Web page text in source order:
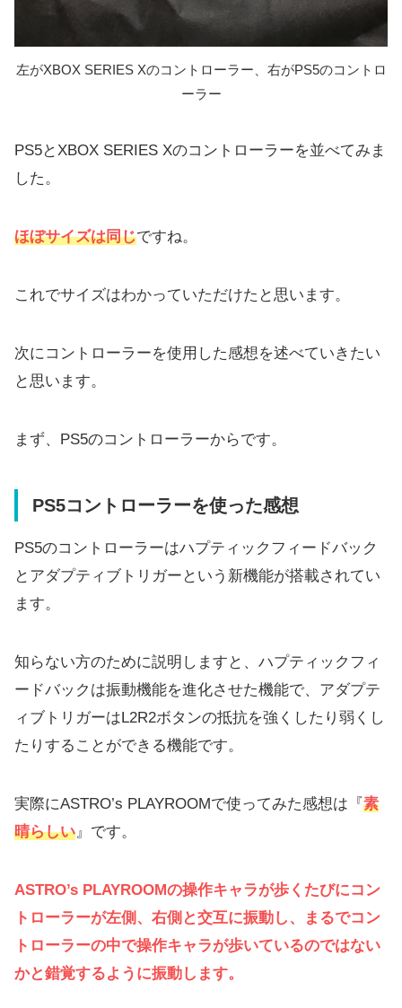
左がXBOX SERIES Xのコントローラー、右がPS5のコントロ
ーラー
PS5とXBOX SERIES Xのコントローラーを並べてみま
した。
ほぼサイズは同じですね。
これでサイズはわかっていただけたと思います。
次にコントローラーを使用した感想を述べていきたい
と思います。
まず、PS5のコントローラーからです。
PS5コントローラーを使った感想
PS5のコントローラーはハプティックフィードバック
とアダプティブトリガーという新機能が搭載されてい
ます。
知らない方のために説明しますと、ハプティックフィ
ードバックは振動機能を進化させた機能で、アダプテ
ィブトリガーはL2R2ボタンの抵抗を強くしたり弱くし
たりすることができる機能です。
実際にASTRO’s PLAYROOMで使ってみた感想は『 素
晴らしい』です。
ASTRO’s PLAYROOMの操作キャラが歩くたびにコン
トローラーが左側、右側と交互に振動し、まるでコン
トローラーの中で操作キャラが歩いているのではない
かと錯覚するように振動します。